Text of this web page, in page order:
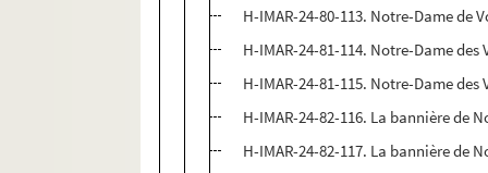
H-IMAR-24-80-113. Notre-Dame de
H-IMAR-24-81-114. Notre-Dame des
H-IMAR-24-81-115. Notre-Dame des
H-IMAR-24-82-116. La bannière de
H-IMAR-24-82-117. La bannière de